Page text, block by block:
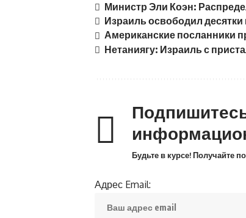
Министр Эли Коэн:
Израиль освободил
Американские посланники
Нетаниягу: Израиль с
Будьте в курсе! Получайте
Адрес Email: